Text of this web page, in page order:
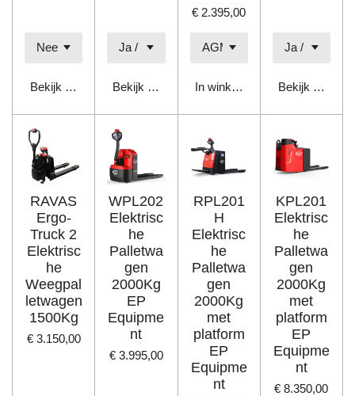
Bekijk details Bekijk details
€ 2.395,00
In winkelwagen Bekijk details
RAVAS
Ergo-
Truck 2
Elektrisc
he
Weegpal
letwagen
1500Kg
€ 3.150,00
WPL202
Elektrisc
he
Palletwa
gen
2000Kg
EP
Equipme
nt
€ 3.995,00
RPL201
H
Elektrisc
he
Palletwa
gen
2000Kg
met
platform
EP
Equipme
nt
KPL201
Elektrisc
he
Palletwa
gen
2000Kg
met
platform
EP
Equipme
nt
€ 8.350,00